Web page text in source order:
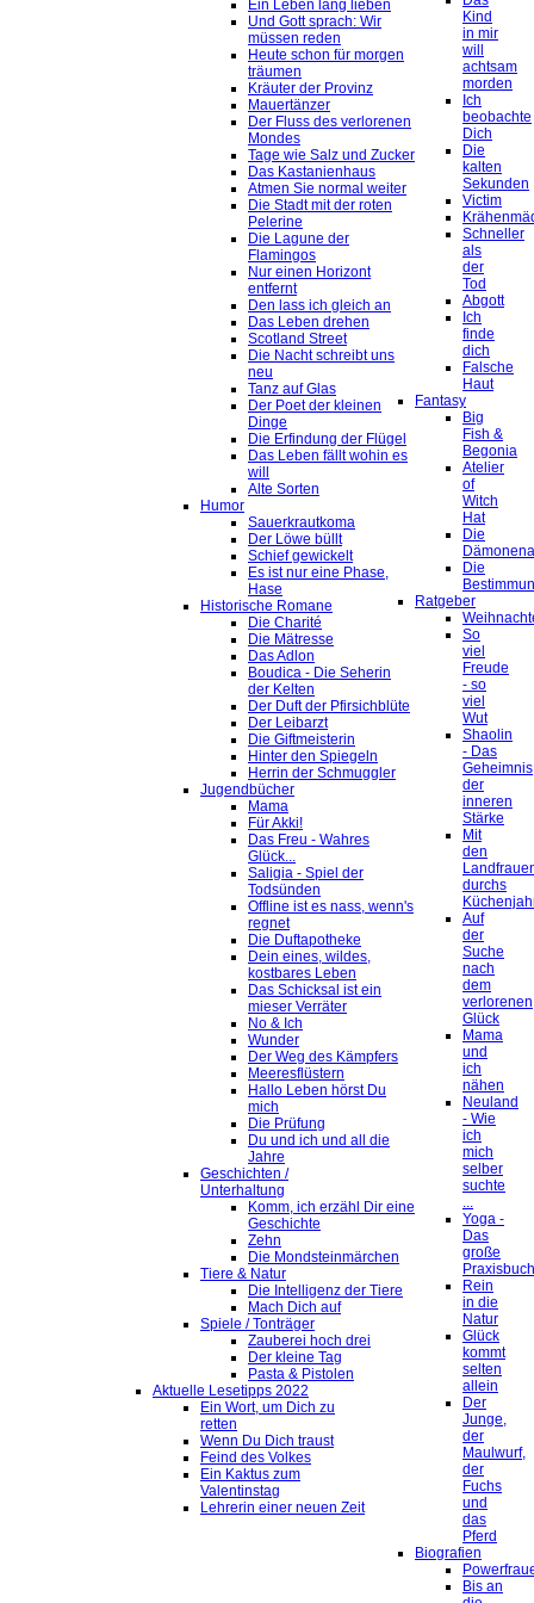
Ein Leben lang lieben
Und Gott sprach: Wir
müssen reden
Heute schon für morgen
träumen
Kräuter der Provinz
Mauertänzer
Der Fluss des verlorenen
Mondes
Tage wie Salz und Zucker
Das Kastanienhaus
Atmen Sie normal weiter
Die Stadt mit der roten
Pelerine
Die Lagune der
Flamingos
Nur einen Horizont
entfernt
Den lass ich gleich an
Das Leben drehen
Scotland Street
Die Nacht schreibt uns
neu
Tanz auf Glas
Der Poet der kleinen
Dinge
Die Erfindung der Flügel
Das Leben fällt wohin es
will
Alte Sorten
Humor
Sauerkrautkoma
Der Löwe büllt
Schief gewickelt
Es ist nur eine Phase,
Hase
Historische Romane
Die Charité
Die Mätresse
Das Adlon
Boudica - Die Seherin
der Kelten
Der Duft der Pfirsichblüte
Der Leibarzt
Die Giftmeisterin
Hinter den Spiegeln
Herrin der Schmuggler
Jugendbücher
Mama
Für Akki!
Das Freu - Wahres
Glück...
Saligia - Spiel der
Todsünden
Offline ist es nass, wenn's
regnet
Die Duftapotheke
Dein eines, wildes,
kostbares Leben
Das Schicksal ist ein
mieser Verräter
No & Ich
Wunder
Der Weg des Kämpfers
Meeresflüstern
Hallo Leben hörst Du
mich
Die Prüfung
Du und ich und all die
Jahre
Geschichten /
Unterhaltung
Komm, ich erzähl Dir eine
Geschichte
Zehn
Die Mondsteinmärchen
Tiere & Natur
Die Intelligenz der Tiere
Mach Dich auf
Spiele / Tonträger
Zauberei hoch drei
Der kleine Tag
Pasta & Pistolen
Aktuelle Lesetipps 2022
Ein Wort, um Dich zu
retten
Wenn Du Dich traust
Feind des Volkes
Ein Kaktus zum
Valentinstag
Lehrerin einer neuen Zeit
Kind
in mir
will
achtsam
morden
Ich
beobachte
Dich
Die
kalten
Sekunden
Victim
Schneller
als
der
Tod
Abgott
Ich
finde
dich
Falsche
Haut
Fantasy
Big
Fish &
Begonia
Atelier
of
Witch
Hat
Die
Die
Ratgeber
So
viel
Freude
- so
viel
Wut
Shaolin
- Das
Geheimnis
der
inneren
Stärke
Mit
den
durchs
Auf
der
Suche
nach
dem
verlorenen
Glück
Mama
und
ich
nähen
Neuland
- Wie
ich
mich
selber
suchte
...
Yoga -
Das
große
Praxisbuch
Rein
in die
Natur
Glück
kommt
selten
allein
Der
Junge,
der
Maulwurf,
der
Fuchs
und
das
Pferd
Biografien
Bis an